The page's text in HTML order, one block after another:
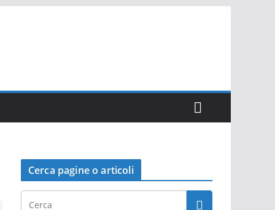
Cerca pagine o articoli